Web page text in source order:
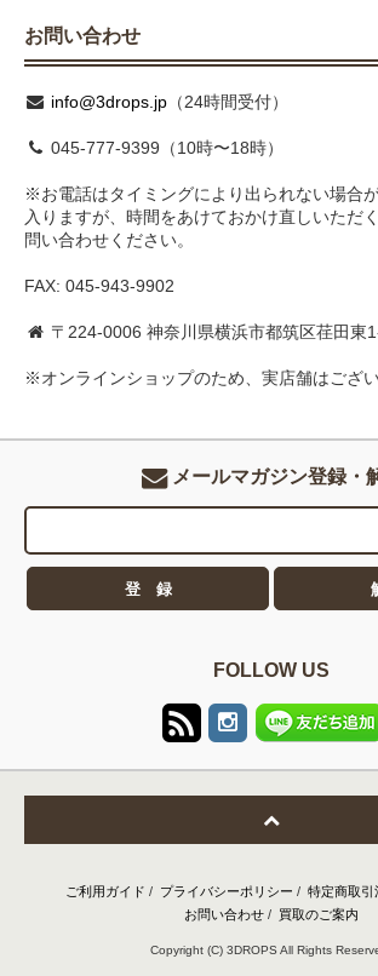
お問い合わせ
info@3drops.jp （24時間受付）
045-777-9399（10時〜18時）
※お電話はタイミングにより出られない場合
入りますが、時間をあけておかけ直しいただ
問い合わせください。
FAX: 045-943-9902
〒224-0006 神奈川県横浜市都筑区荏田東
※オンラインショップのため、実店舗はござい
メールマガジン登録・
FOLLOW US
ご利用ガイド / プライバシーポリシー / 特定商取引
お問い合わせ / 買取のご案内
Copyright (C) 3DROPS All Rights